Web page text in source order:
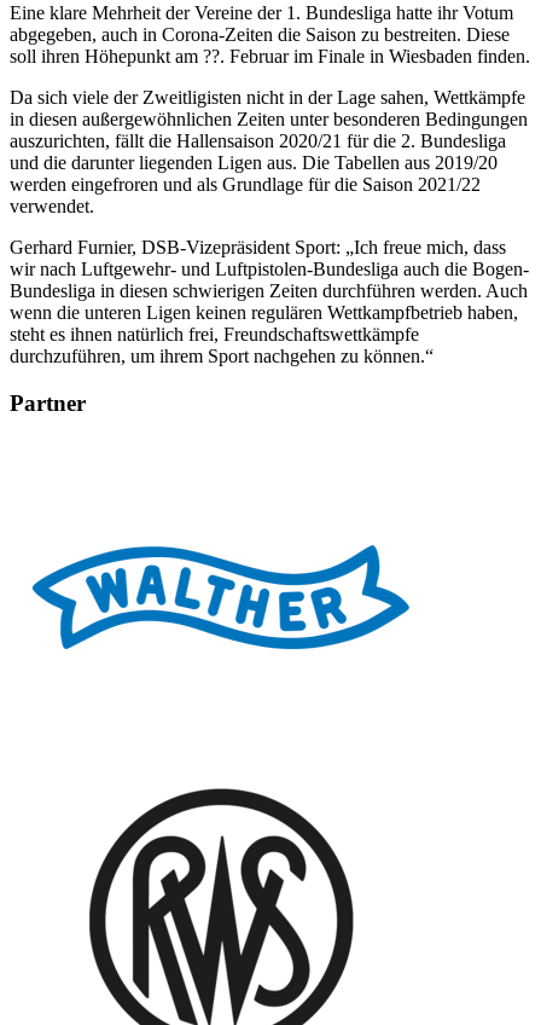
Eine klare Mehrheit der Vereine der 1. Bundesliga hatte ihr Votum
abgegeben, auch in Corona-Zeiten die Saison zu bestreiten. Diese
soll ihren Höhepunkt am ??. Februar im Finale in Wiesbaden finden.
Da sich viele der Zweitligisten nicht in der Lage sahen, Wettkämpfe
in diesen außergewöhnlichen Zeiten unter besonderen Bedingungen
auszurichten, fällt die Hallensaison 2020/21 für die 2. Bundesliga
und die darunter liegenden Ligen aus. Die Tabellen aus 2019/20
werden eingefroren und als Grundlage für die Saison 2021/22
verwendet.
Gerhard Furnier, DSB-Vizepräsident Sport: „Ich freue mich, dass
wir nach Luftgewehr- und Luftpistolen-Bundesliga auch die Bogen-
Bundesliga in diesen schwierigen Zeiten durchführen werden. Auch
wenn die unteren Ligen keinen regulären Wettkampfbetrieb haben,
steht es ihnen natürlich frei, Freundschaftswettkämpfe
durchzuführen, um ihrem Sport nachgehen zu können.“
Partner